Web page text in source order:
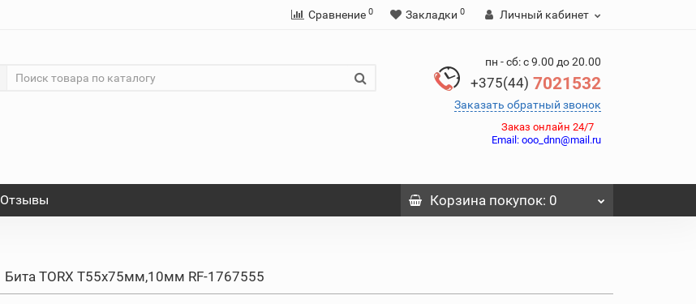
Сравнение 0 Закладки 0 Личный кабинет
пн - сб: с 9.00 до 20.00
+375(44) 7021532
Заказать обратный звонок
Заказ онлайн 24/7
Email: ooo_dnn@mail.ru
Отзывы Корзинапокупок: 0
Бита TORX T55х75мм,10мм RF-1767555